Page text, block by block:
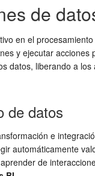
de
en el
y ejecutar
datos, liberando a
de datos
e
automáticamente
de